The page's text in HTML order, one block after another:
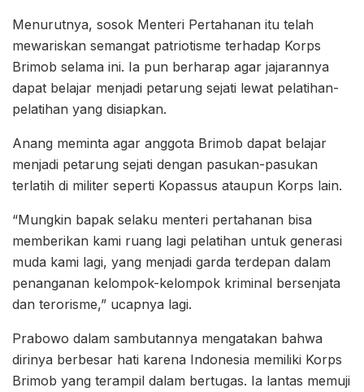
Menurutnya, sosok Menteri Pertahanan itu telah
mewariskan semangat patriotisme terhadap Korps
Brimob selama ini. Ia pun berharap agar jajarannya
dapat belajar menjadi petarung sejati lewat pelatihan-
pelatihan yang disiapkan.
Anang meminta agar anggota Brimob dapat belajar
menjadi petarung sejati dengan pasukan-pasukan
terlatih di militer seperti Kopassus ataupun Korps lain.
“Mungkin bapak selaku menteri pertahanan bisa
memberikan kami ruang lagi pelatihan untuk generasi
muda kami lagi, yang menjadi garda terdepan dalam
penanganan kelompok-kelompok kriminal bersenjata
dan terorisme,” ucapnya lagi.
Prabowo dalam sambutannya mengatakan bahwa
dirinya berbesar hati karena Indonesia memiliki Korps
Brimob yang terampil dalam bertugas. Ia lantas memuji